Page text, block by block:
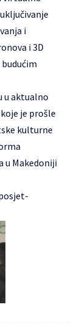
i
i 3D
u aktualno
je prošle
kulturne
u Makedoniji